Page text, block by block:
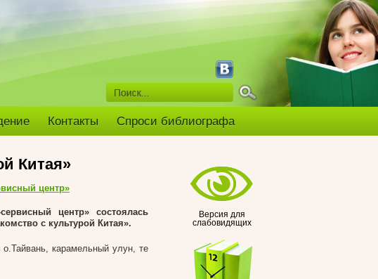
Контакты Спроси библиографа
Версия для
слабовидящих
Китая»
центр»
центр» состоялась
с культурой Китая».
карамельный улун, те